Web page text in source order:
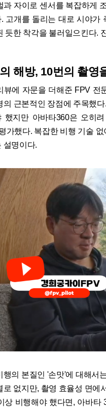
과 자이로 센서를 복잡하게
. 고개를 돌리는 대로 시야가
듯한 착각을 불러일으킨다.
해방, 10번의 촬영
뷰에 자문을 더해준 FPV 전
의 근본적인 장점에 주목했
했지만 아바타360은 오히
가했다. 복잡한 비행 기술
설명이다.
행의 본질인 '손맛'에 대해서
로 없지만, 촬영 효율성 면에
상 비행해야 했다면, 아바타